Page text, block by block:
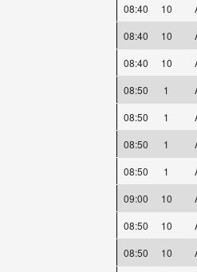
08:40
10
08:40
10
08:40
10
08:50
1
08:50
1
08:50
1
08:50
1
09:00
10
08:50
10
08:50
10